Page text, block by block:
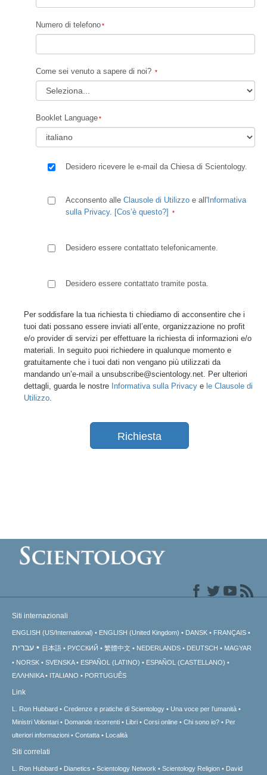
Numero di telefono
Come sei venuto a sapere di noi?
Booklet Language
Desidero ricevere le e-mail da Chiesa di Scientology.
Acconsento alle Clausole di Utilizzo e all' Informativa
sulla Privacy. [Cos’è questo?]
Desidero essere contattato telefonicamente.
Desidero essere contattato tramite posta.
Per soddisfare la tua richiesta ti chiediamo di acconsentire che i
tuoi dati possano essere inviati all’ente, organizzazione no profit
e/o provider di servizi per effettuare la richiesta di informazioni e/o
materiali. In seguito puoi richiedere in qualunque momento e
gratuitamente che i tuoi dati non vengano più utilizzati da
mandando un’e-mail a unsubscribe@scientology.net. Per ulteriori
dettagli, guarda le nostre Informativa sulla Privacy e le Clausole di
Utilizzo.
Richiesta
Siti internazionali
ENGLISH (US/International) ENGLISH (United Kingdom) DANSK FRANÇAIS
עברית 日本語 РУССКИЙ 繁體中文 NEDERLANDS DEUTSCH
MAGYAR
NORSK
SVENSKA ESPAÑOL (LATINO)
ESPAÑOL (CASTELLANO)
ΕΛΛΗΝΙΚA
ITALIANO PORTUGUÊS
Link
L. Ron Hubbard Credenze e pratiche di Scientology
Una voce per l’umanità
Ministri Volontari
Domande ricorrenti Libri Corsi online Chi sono io?
Per
ulteriori informazioni
Contatta Località
Siti correlati
L. Ron Hubbard Dianetics Scientology Network Scientology Religion David